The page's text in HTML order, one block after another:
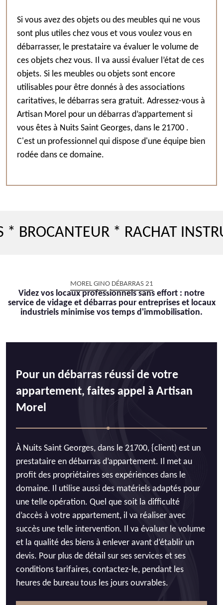
Si vous avez des objets ou des meubles qui ne vous
sont plus utiles chez vous et vous voulez vous en
débarrasser, le prestataire va évaluer le volume de
ces objets chez vous. Il va aussi évaluer l’état de ces
objets. Si les meubles ou objets sont encore
utilisables pour être donnés à des associations
caritatives, le débarras sera gratuit. Adressez-vous à
Artisan Morel pour un débarras d’appartement si
vous êtes à Nuits Saint Georges, dans le 21700 .
C'est un professionnel qui dispose d'une équipe bien
rodée dans ce domaine.
* RACHAT
MOREL GINO DÉBARRAS 21
Videz vos locaux professionnels sans effort : notre
service de vidage et débarras pour entreprises et locaux
industriels minimise vos temps d'immobilisation.
Pour un débarras réussi de votre
appartement, faites appel à Artisan
Morel
À Nuits Saint Georges, dans le 21700, {client) est un
prestataire en débarras d’appartement. Il met au
profit des propriétaires ses expériences dans le
domaine. Il utilise aussi des matériels adaptés pour
une telle opération. Quel que soit la difficulté
d’accès à votre appartement, il va réaliser avec
succès une telle intervention. Il va évaluer le volume
et la qualité des biens à enlever avant d’établir un
devis. Pour plus de détail sur ses services et ses
conditions tarifaires, contactez-le, pendant les
heures de bureau tous les jours ouvrables.